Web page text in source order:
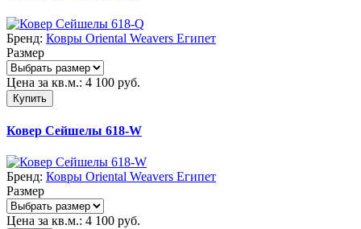
Бренд: Ковры Oriental Weavers Египет
Размер
Цена за кв.м.: 4 100 руб.
Купить
Ковер Сейшелы 618-W
Бренд: Ковры Oriental Weavers Египет
Размер
Цена за кв.м.: 4 100 руб.